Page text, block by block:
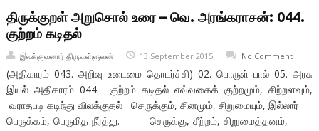
திருக்குறள் அறுசொல் உரை – வெ. அரங்கராசன்: 044.
குற்றம் கடிதல்
இலக்குவனார் திருவள்ளுவன் 13 September 2015 No Comment
(அதிகாரம் 043. அறிவு உடைமை தொடர்ச்சி) 02. பொருள் பால் 05. அரசு
இயல் அதிகாரம் 044. குற்றம் கடிதல் எவ்வகைக் குற்றமும், சிற்றளவும்,
வராதபடி கடிந்து விலக்குதல் செருக்கும், சினமும், சிறுமையும், இல்லார்
பெருக்கம், பெருமித நீர்த்து. செருக்கு, சீற்றம், சிறுமைத்தனம்,